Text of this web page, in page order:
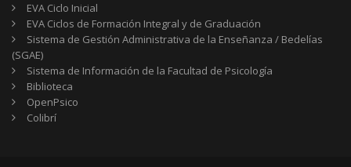
EVA Ciclo Inicial
EVA Ciclos de Formación Integral y de Graduación
Sistema de Gestión Administrativa de la Enseñanza / Bedelías
(SGAE)
Sistema de Información de la Facultad de Psicología
Biblioteca
OpenPsico
Colibrí